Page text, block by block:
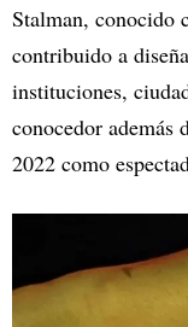
Stalman, conocido
contribuido a
instituciones,
conocedor
2022 como